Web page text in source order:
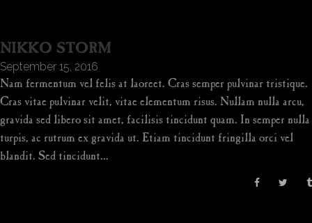
NIKKO STORM
September 15, 2016
Nam fermentum vel felis at laoreet. Cras semper pulvinar tristique.
Cras vitae pulvinar velit, vitae elementum risus. Nullam nulla arcu,
gravida sed libero sit amet, facilisis tincidunt quam. In semper nulla
turpis, ac rutrum ex gravida ut. Etiam tincidunt fringilla orci vel
blandit. Sed tincidunt...